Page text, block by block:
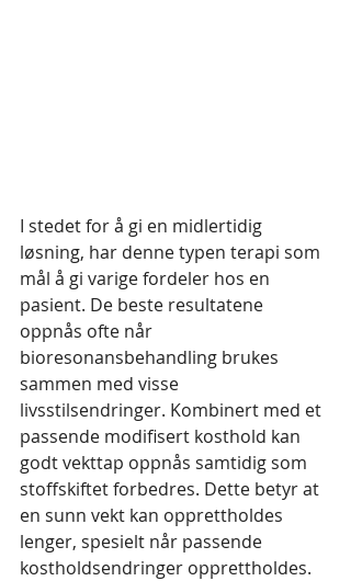
I stedet for å gi en midlertidig
løsning, har denne typen terapi som
mål å gi varige fordeler hos en
pasient. De beste resultatene
oppnås ofte når
bioresonansbehandling brukes
sammen med visse
livsstilsendringer. Kombinert med et
passende modifisert kosthold kan
godt vekttap oppnås samtidig som
stoffskiftet forbedres. Dette betyr at
en sunn vekt kan opprettholdes
lenger, spesielt når passende
kostholdsendringer opprettholdes.